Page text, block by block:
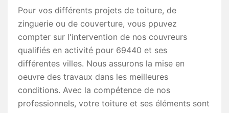
Pour vos différents projets de toiture, de
zinguerie ou de couverture, vous ppuvez
compter sur l'intervention de nos couvreurs
qualifiés en activité pour 69440 et ses
différentes villes. Nous assurons la mise en
oeuvre des travaux dans les meilleures
conditions. Avec la compétence de nos
professionnels, votre toiture et ses éléments sont